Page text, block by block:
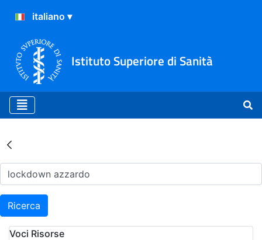
Istituto Superiore di Sanità
Risultati della Ricerca -
Ricerca
Voci Risorse